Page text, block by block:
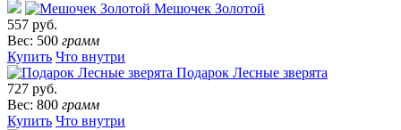
Мешочек Золотой
557 руб.
Вес: 500 грамм
Купить Что внутри
Подарок Лесные зверята
727 руб.
Вес: 800 грамм
Купить Что внутри